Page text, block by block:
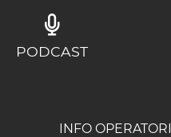
PODCAST
INFO OPERATORI